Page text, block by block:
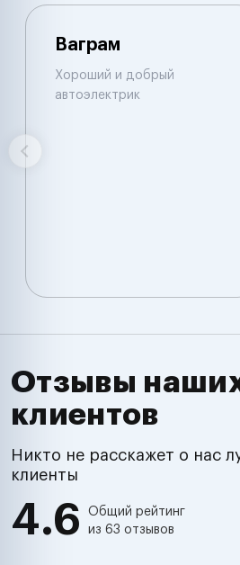
Ваграм
Хороший и добрый
автоэлектрик
Отзывы
клиентов
Никто не расскажет о нас
клиенты
4.6
Общий рейтинг
из 63 отзывов